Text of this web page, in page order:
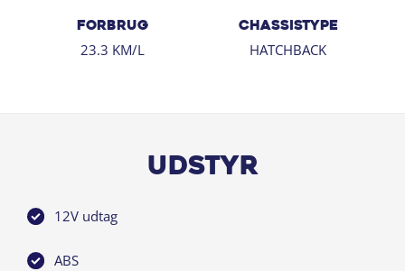
FORBRUG
23.3 KM/L
CHASSISTYPE
HATCHBACK
Udstyr
12V udtag
ABS